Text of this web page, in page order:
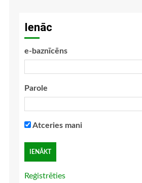
Ienāc
e-baznīcēns
Parole
Atceries mani
Reģistrēties